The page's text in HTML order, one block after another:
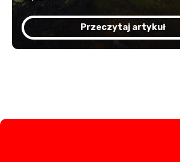
Przeczytaj artykuł